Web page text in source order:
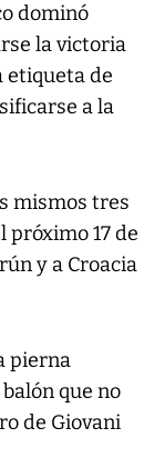
dominó
la victoria
etiqueta de
a la
mismos tres
próximo 17 de
y a Croacia
pierna
que no
de Giovani